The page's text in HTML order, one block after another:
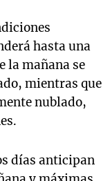
hasta una
la mañana se
mientras que
nublado,
días anticipan